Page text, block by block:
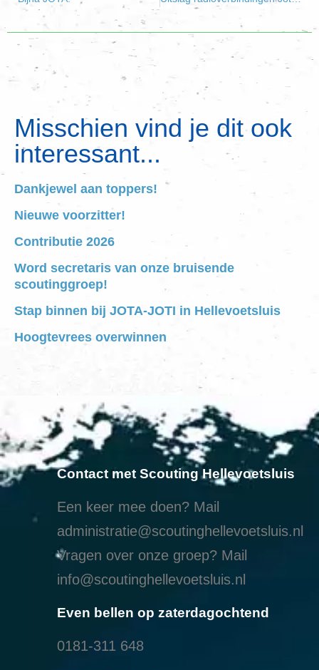
Misschien vind je dit ook
interessant...
Dankjewel aan toppers!
Nieuwe voorzitter!
Contributie 2026
Word secretaris van onze bruisende
scoutinggroep!
Stap binnen bij JOTA-JOTI in Hellevoetsluis
Hoogtevrees overwinnen
Contact met Scouting Hellevoetsluis
Een keer mee doen? Mail
administratie@scoutinghellevoetsluis.nl
Vragen over onze groep? Mail
info@scoutinghellevoetsluis.nl
Even bellen op zaterdagochtend
0181-311 648